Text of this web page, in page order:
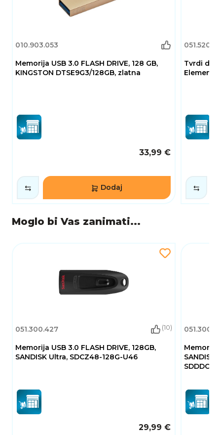
010.903.053
Memorija USB 3.0 FLASH DRIVE, 128 GB,
KINGSTON DTSE9G3/128GB, zlatna
33,99 €
Dodaj
Tvrdi disk
Elements
Moglo bi Vas zanimati...
051.300.427 (10)
Memorija USB 3.0 FLASH DRIVE, 128GB,
SANDISK Ultra, SDCZ48-128G-U46
29,99 €
Memorija
SANDISK
SDDDC2-